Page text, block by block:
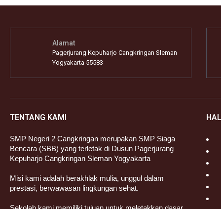
Alamat
Pagerjurang Kepuharjo Cangkringan Sleman
Yogyakarta 55583
TENTANG KAMI
SMP Negeri 2 Cangkringan merupakan SMP Siaga
Bencara (SBB) yang terletak di Dusun Pagerjurang
Kepuharjo Cangkringan Sleman Yogyakarta
Misi kami adalah berakhlak mulia, unggul dalam
prestasi, berwawasan lingkungan sehat.